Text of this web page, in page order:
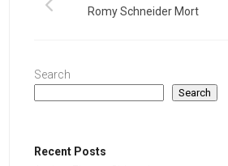
Romy Schneider Mort
Search
Search
Recent Posts